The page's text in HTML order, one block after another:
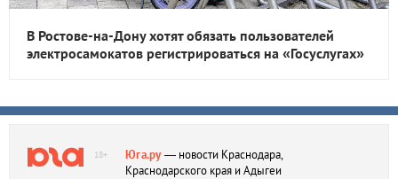
В Ростове-на-Дону хотят обязать пользователей
электросамокатов регистрироваться на «Госуслугах»
18+ Юга.ру— новости Краснодара,
Краснодарского края и Адыгеи